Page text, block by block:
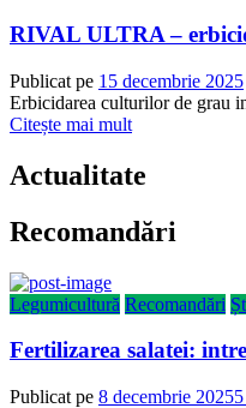
RIVAL ULTRA –
Publicat pe 15 decembrie 2025
Erbicidarea culturilor de grau
Citește mai mult
Actualitate
Recomandări
Legumicultură Recomandări
Fertilizarea salatei:
Publicat pe 8 decembrie 2025